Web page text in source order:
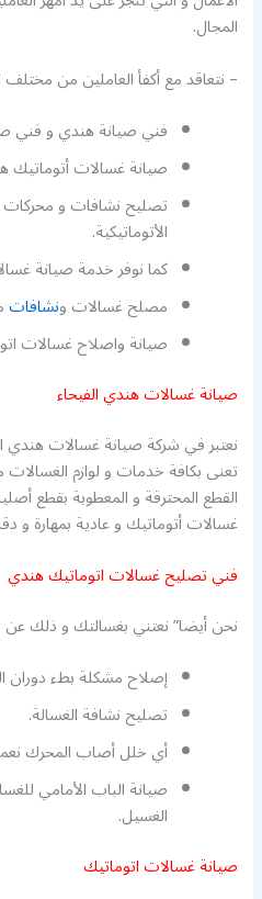
المجال.
– نتعاقد مع أكفأ العاملين من
فني صيانة هندي و فني
صيانة غسالات أتوماتيك
تصليح نشافات و محركات
الأتوماتيكية.
كما نوفر خدمة صيانة
مصلح غسالات ونشافات
صيانة واصلاح غسالات
صيانة غسالات هندي الفيحاء
نعتبر في شركة صيانة غسالات هندي
تعنى بكافة خدمات و لوازم
القطع المحترقة و المعطوبة بقطع
غسالات أتوماتيك و عادية بمهارة و
فني تصليح غسالات اتوماتيك هندي
نحن أيضا” نعتني بغسالتك و ذلك
إصلاح مشكلة بطء دوران
تصليح نشافة الغسالة.
أي خلل أصاب المحرك
صيانة الباب الأمامي
الغسيل.
صيانة غسالات اتوماتيك